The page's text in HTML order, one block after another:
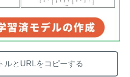
お役立ち資料
オンライン
ショップ
ルとURLをコピーする